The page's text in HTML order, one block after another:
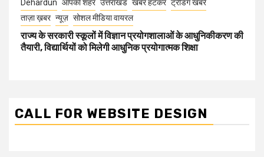
Dehardun आपका शहर उत्तराखंड खबर हटकर ट्रेंडिंग खबरें
ताज़ा ख़बर न्यूज़ सोशल मीडिया वायरल
राज्य के सरकारी स्कूलों में विज्ञान प्रयोगशालाओं के आधुनिकीकरण की
तैयारी, विद्यार्थियों को मिलेगी आधुनिक प्रयोगात्मक शिक्षा
CALL FOR WEBSITE DESIGN